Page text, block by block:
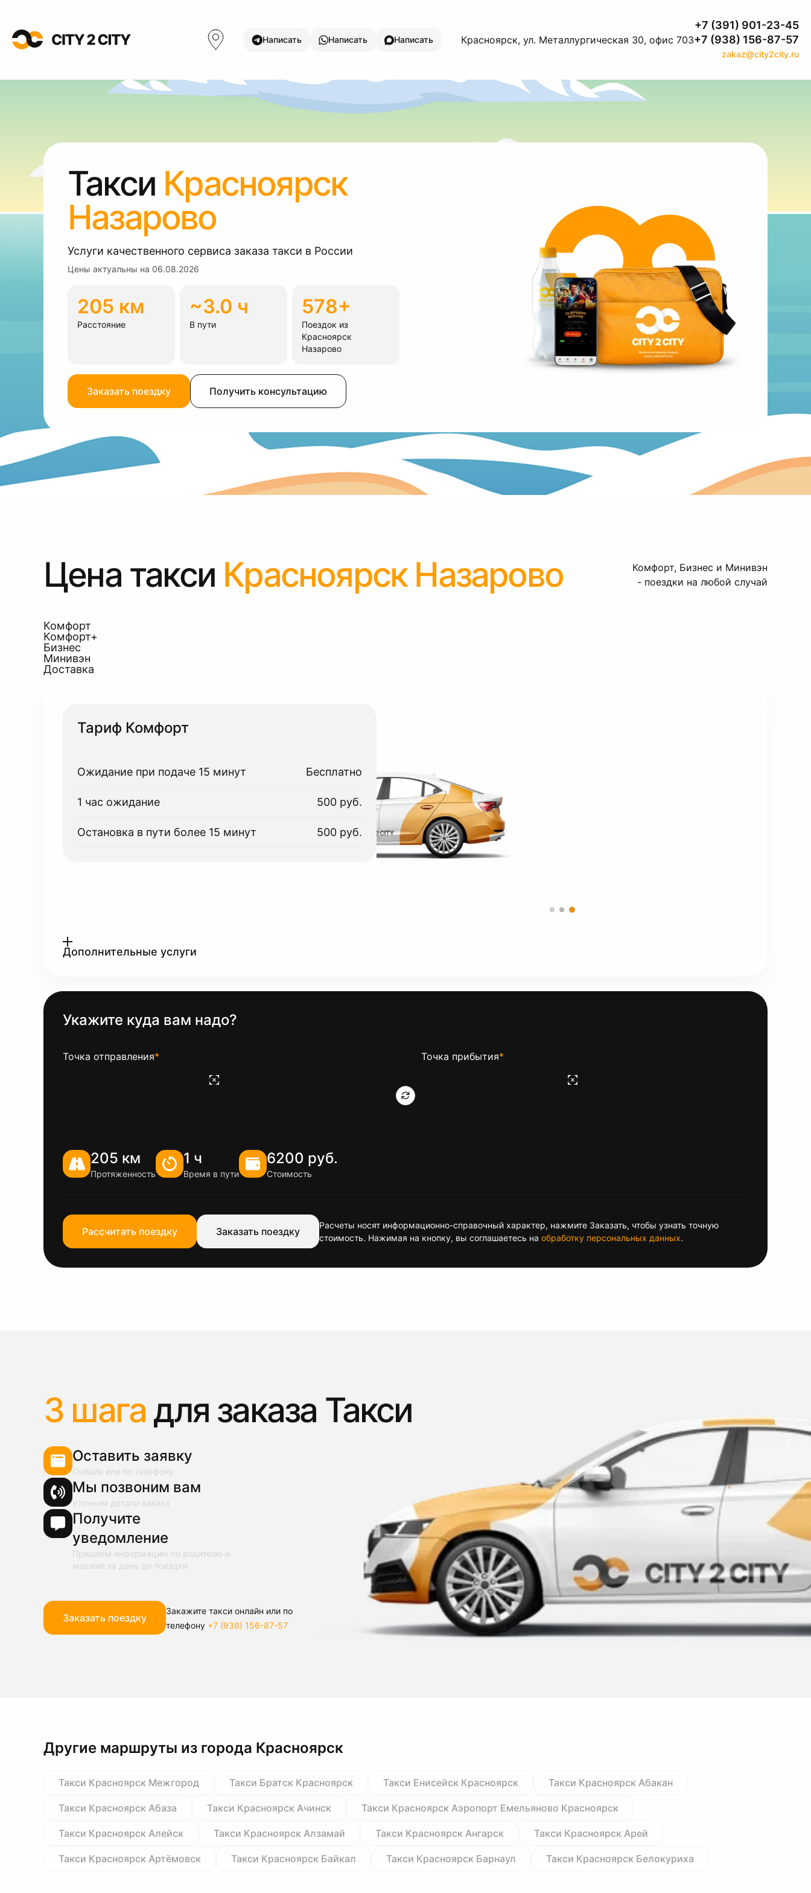
Написать Написать Написать Красноярск, ул. Металлургическая 30, офис 703
+7 (391) 901-23-45
+7 (938) 156-87-57
zakaz@city2city.ru
Такси Красноярск
Назарово
Услуги качественного сервиса заказа такси в России
Цены актуальны на 06.08.2026
205 км
Расстояние
~3.0 ч
В пути
578+
Поездок из
Красноярск
Назарово
Заказать поездку Получить консультацию
Цена такси Красноярск Назарово
Комфорт, Бизнес и Минивэн
- поездки на любой случай
Комфорт
Комфорт+
Бизнес
Минивэн
Доставка
Тариф Комфорт
Ожидание при подаче 15 минут Бесплатно
1 час ожидание 500 руб.
Остановка в пути более 15 минут 500 руб.
Дополнительные услуги
Укажите куда вам надо?
Точка отправления* Точка прибытия*
205 км
Протяженность
1 ч
Время в пути
6200 руб.
Стоимость
Рассчитать поездку Заказать поездку
Расчеты носят информационно-справочный характер, нажмите Заказать, чтобы узнать точную
стоимость. Нажимая на кнопку, вы соглашаетесь на обработку персональных данных.
3 шага для заказа Такси
Оставить заявку
Онлайн или по телефону
Мы позвоним вам
Уточним детали заказа
Получите
уведомление
Пришлем информацию по водителю и
машине за день до поездки
Заказать поездку
Закажите такси онлайн или по
телефону +7 (938) 156-87-57
Другие маршруты из города Красноярск
Такси Красноярск Межгород Такси Братск Красноярск Такси Енисейск Красноярск Такси Красноярск Абакан
Такси Красноярск Абаза Такси Красноярск Ачинск Такси Красноярск Аэропорт Емельяново Красноярск
Такси Красноярск Алейск Такси Красноярск Алзамай Такси Красноярск Ангарск Такси Красноярск Арей
Такси Красноярск Артёмовск Такси Красноярск Байкал Такси Красноярск Барнаул Такси Красноярск Белокуриха